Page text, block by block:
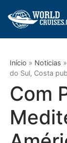
Início » Noticias »
do Sul, Costa
Com